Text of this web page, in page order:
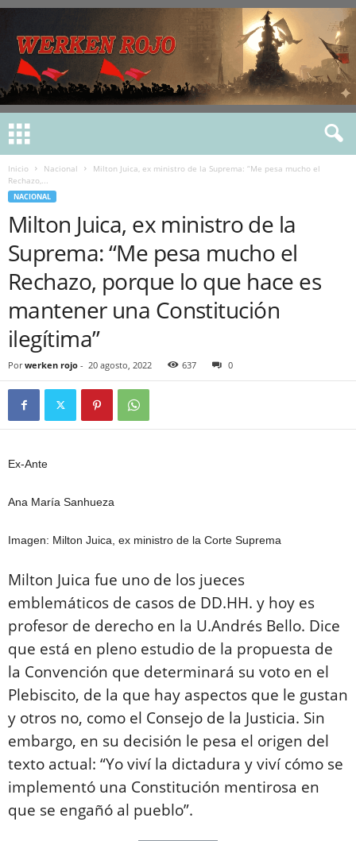
Inicio Nacional
Milton Juica, ex ministro de la Suprema: “Me pesa mucho el
Rechazo,...
NACIONAL
Milton Juica, ex ministro de la
Suprema: “Me pesa mucho el
Rechazo, porque lo que hace es
mantener una Constitución
ilegítima”
Por werken rojo - 20 agosto, 2022 637 0
Ex-Ante
Ana María Sanhueza
Imagen: Milton Juica, ex ministro de la Corte Suprema
Milton Juica fue uno de los jueces
emblemáticos de casos de DD.HH. y hoy es
profesor de derecho en la U.Andrés Bello. Dice
que está en pleno estudio de la propuesta de
la Convención que determinará su voto en el
Plebiscito, de la que hay aspectos que le gustan
y otros no, como el Consejo de la Justicia. Sin
embargo, en su decisión le pesa el origen del
texto actual: “Yo viví la dictadura y viví cómo se
implementó una Constitución mentirosa en
que se engañó al pueblo”.